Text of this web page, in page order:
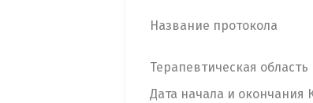
Название протокола
Терапевтическая область
Дата начала и окончания